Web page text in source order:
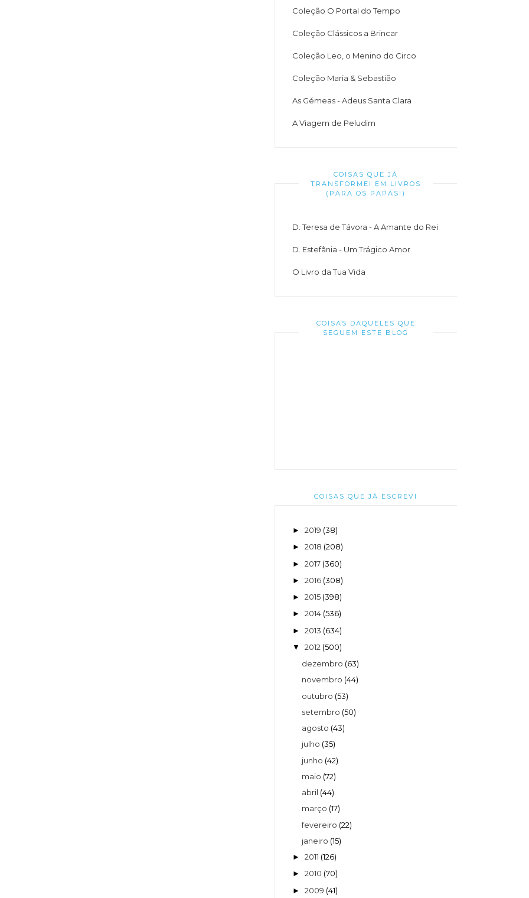
Coleção O Portal do Tempo
Coleção Clássicos a Brincar
Coleção Leo, o Menino do Circo
Coleção Maria & Sebastião
As Gémeas - Adeus Santa Clara
A Viagem de Peludim
COISAS QUE JÁ
TRANSFORMEI EM LIVROS
(PARA OS PAPÁS!)
D. Teresa de Távora - A Amante do Rei
D. Estefânia - Um Trágico Amor
O Livro da Tua Vida
COISAS DAQUELES QUE
SEGUEM ESTE BLOG
COISAS QUE JÁ ESCREVI
► 2019 (38)
► 2018 (208)
► 2017 (360)
► 2016 (308)
► 2015 (398)
► 2014 (536)
► 2013 (634)
▼ 2012 (500)
dezembro (63)
novembro (44)
outubro (53)
setembro (50)
agosto (43)
julho (35)
junho (42)
maio (72)
abril (44)
março (17)
fevereiro (22)
janeiro (15)
► 2011 (126)
► 2010 (70)
► 2009 (41)